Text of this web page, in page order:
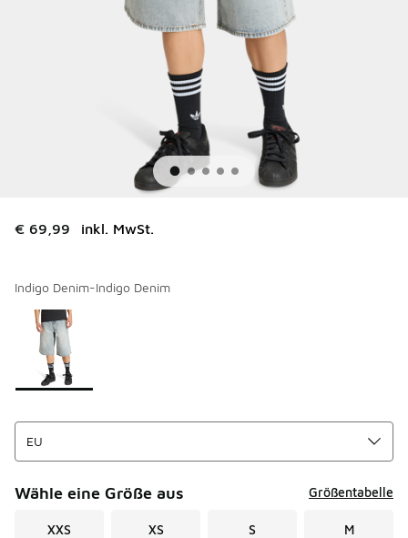
€ 69,99 inkl. MwSt.
Indigo Denim-Indigo Denim
Seite 1 von 1 zeigt die Farben 1 bis 1 von 1 an.
Bitte wählen Sie einen Stil aus
Wähle eine Größe aus Größentabelle
XXS XS S M